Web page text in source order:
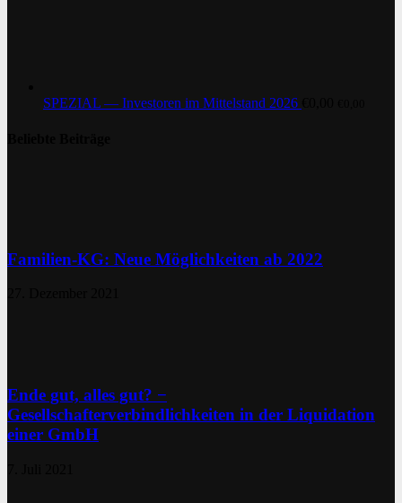
SPEZIAL — Investoren im Mittelstand 2026
Familien-KG: Neue Möglichkeiten ab 2022
Ende gut, alles gut? −
Gesellschafterverbindlichkeiten in der Liquidation
einer GmbH